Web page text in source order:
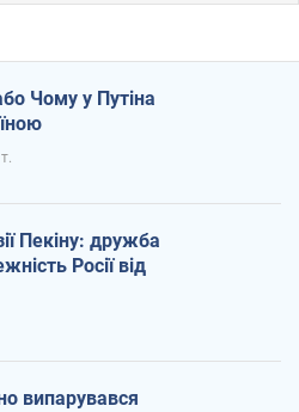
Чому у Путіна
Пекіну: дружба
Росії від
випарувався